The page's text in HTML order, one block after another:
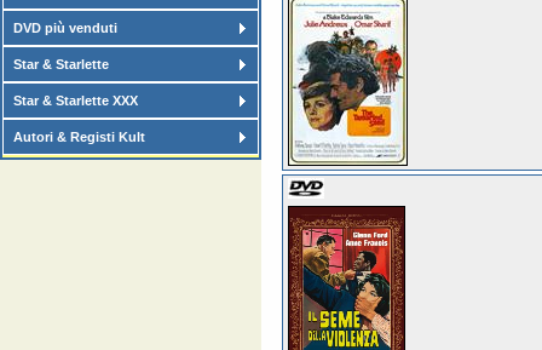
DVD più venduti
Star & Starlette
Star & Starlette XXX
Autori & Registi Kult